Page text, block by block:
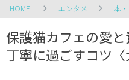
HOME エンタメ 本
保護猫カフェの愛
丁寧に過ごすコツ〈